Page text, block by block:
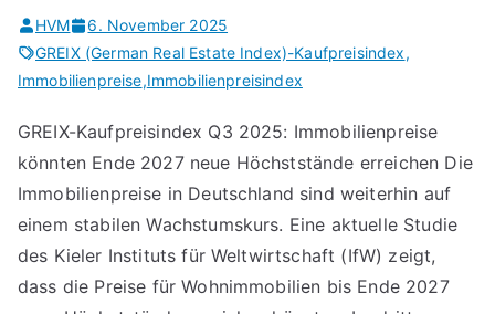
HVM
6. November 2025
GREIX (German Real Estate Index)-Kaufpreisindex,
Immobilienpreise,Immobilienpreisindex
GREIX-Kaufpreisindex Q3 2025: Immobilienpreise
könnten Ende 2027 neue Höchststände erreichen Die
Immobilienpreise in Deutschland sind weiterhin auf
einem stabilen Wachstumskurs. Eine aktuelle Studie
des Kieler Instituts für Weltwirtschaft (IfW) zeigt,
dass die Preise für Wohnimmobilien bis Ende 2027